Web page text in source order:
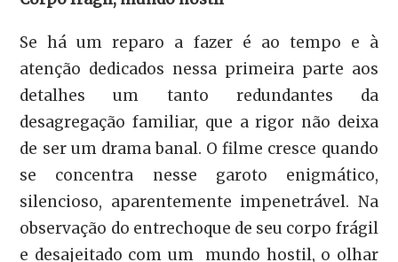
Se há um reparo a fazer é ao tempo e à
atenção dedicados nessa primeira parte aos
detalhes um tanto redundantes da
desagregação familiar, que a rigor não deixa
de ser um drama banal. O filme cresce quando
se concentra nesse garoto enigmático,
silencioso, aparentemente impenetrável. Na
observação do entrechoque de seu corpo frágil
e desajeitado com um mundo hostil, o olhar